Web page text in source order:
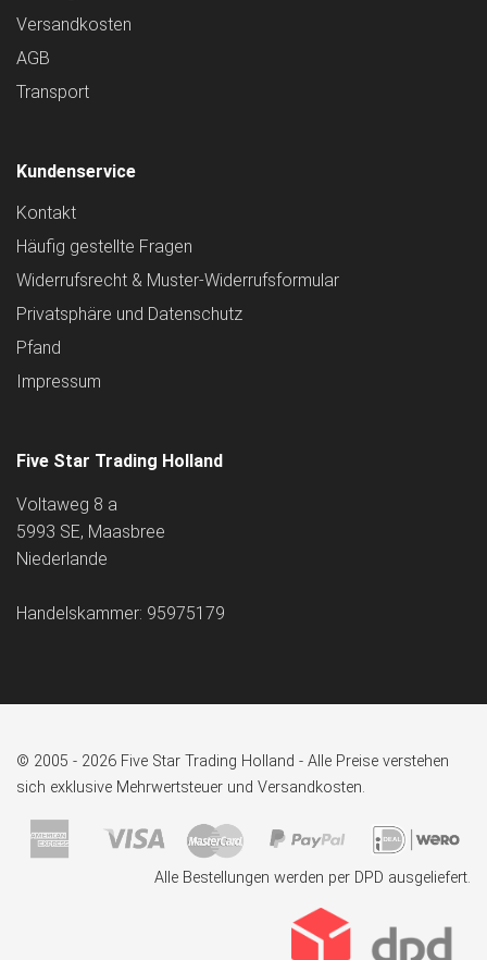
Versandkosten
AGB
Transport
Kundenservice
Kontakt
Häufig gestellte Fragen
Widerrufsrecht & Muster-Widerrufsformular
Privatsphäre und Datenschutz
Pfand
Impressum
Five Star Trading Holland
Voltaweg 8 a
5993 SE, Maasbree
Niederlande
Handelskammer: 95975179
© 2005 - 2026 Five Star Trading Holland - Alle Preise verstehen
sich exklusive Mehrwertsteuer und Versandkosten.
Alle Bestellungen werden per DPD ausgeliefert.